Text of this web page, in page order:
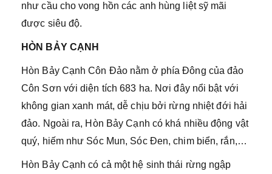
như cầu cho vong hồn các anh hùng liệt sỹ mãi
được siêu độ.
HÒN BẢY CẠNH
Hòn Bảy Cạnh Côn Đảo nằm ở phía Đông của đảo
Côn Sơn với diện tích 683 ha. Nơi đây nổi bật với
không gian xanh mát, dễ chịu bởi rừng nhiệt đới hải
đảo. Ngoài ra, Hòn Bảy Cạnh có khá nhiều động vật
quý, hiếm như Sóc Mun, Sóc Đen, chim biển, rắn,…
Hòn Bảy Cạnh có cả một hệ sinh thái rừng ngập